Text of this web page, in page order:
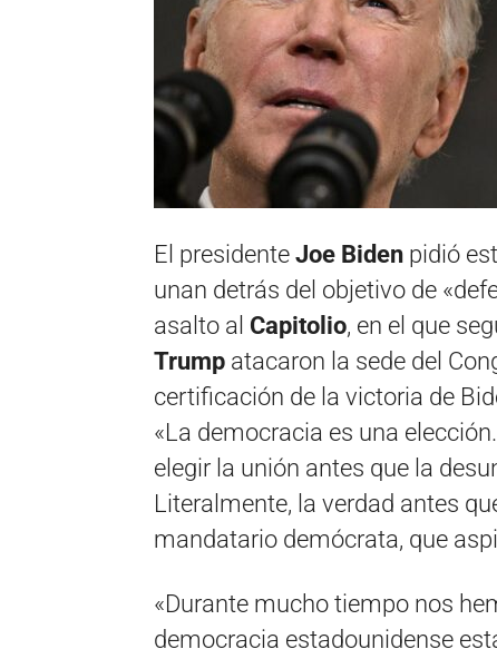
El presidente Joe Biden pidió
unan detrás del objetivo de
asalto al Capitolio, en el que
Trump atacaron la sede del
certificación de la victoria de
«La democracia es una
elegir la unión antes que la
Literalmente, la verdad antes
mandatario demócrata, que
«Durante mucho tiempo nos
democracia estadounidense